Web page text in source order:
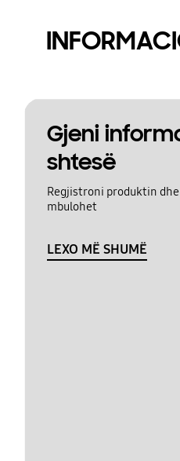
Gjeni
shtesë
Regjistroni produktin
mbulohet
LEXO MË SHUMË